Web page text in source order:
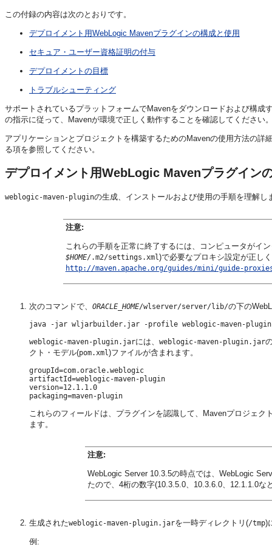
この付録の内容は次のとおりです。
デプロイメント用WebLogic Mavenプラグインの構成と使用
セキュア・ユーザー資格証明の付与
デプロイメントの目標
トラブルシューティング
サポートされているプラットフォームでMavenをダウンロードおよび構成
の指示に従って、Mavenが環境で正しく動作することを確認してください
アプリケーションとプロジェクトを構築するためのMavenの使用方法の詳
る項を参照してください。
デプロイメント用WebLogic Mavenプラグイン
weblogic-maven-pluginの生成、インストールおよび使用の手順を理解し
注意:
これらの手順を正常に終了するには、コンピュータがイ
$HOME/.m2/settings.xml)で必要なプロキシ設定が正し
http://maven.apache.org/guides/mini/guide-
次のコマンドで、 ORACLE_HOME/wlserver/server/lib/の下の
weblogic-maven-plugin.jarには、 weblogic-maven-plugin.jar
クト・モデル(pom.xml)ファイルが含まれます。
groupId=com.oracle.weblogic
artifactId=weblogic-maven-plugin
version=12.1.1.0
これらのフィールドは、プラグインを認識して、Mavenプロジェ
ます。
注意:
WebLogic Server 10.3.5の時点では、WebLogic
たので、4桁の数字(10.3.5.0、10.3.6.0、12.1.1.0な
生成されたweblogic-maven-plugin.jarを一時ディレクトリ(/tmp)
例: